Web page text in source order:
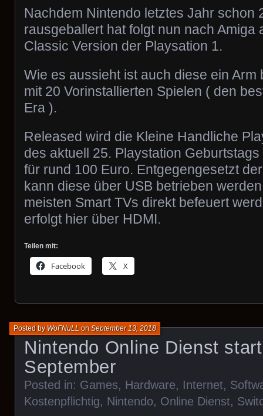
Nachdem Nintendo letztes Jahr schon
rausgeballert hat folgt nun nach Amiga
Classic Version der Playsation 1.
Wie es aussieht ist auch diese ein Arm
mit 20 Vorinstallierten Spielen ( den
Era ).
Released wird die Kleine Handliche
des aktuell 25. Playstation
für rund 100 Euro. Entgegengesetzt
kann diese über USB betrieben
meisten Smart TVs direkt befeuert
erfolgt hier über HDMI.
Teilen mit:
Facebook X
Nintendo Online Dienst
September
Posted byWoFNuLL onSeptember 13, 2018
Posted in: Games, Hardware, Internet,
Kostenpflichtig, Nintendo, Online Dienst,